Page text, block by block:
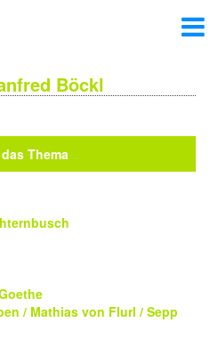
Böckl
Thema
/ Mathias von Flurl / Sepp